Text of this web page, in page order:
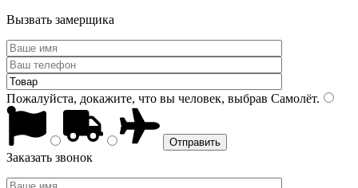
Вызвать замерщика
Пожалуйста, докажите, что вы человек, выбрав Самолёт.
Заказать звонок